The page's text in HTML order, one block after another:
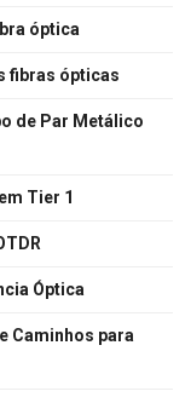
óptica
fibras ópticas
de Par Metálico
Tier 1
Óptica
Caminhos para